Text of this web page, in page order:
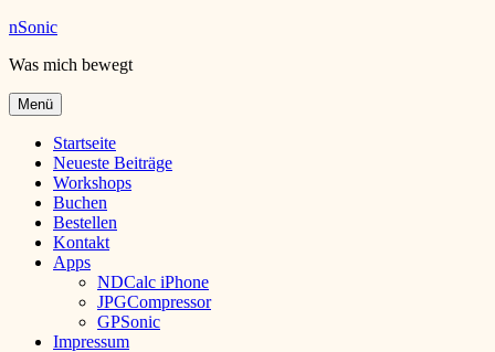
nSonic
Was mich bewegt
Menü
Startseite
Neueste Beiträge
Workshops
Buchen
Bestellen
Kontakt
Apps
NDCalc iPhone
JPGCompressor
GPSonic
Impressum